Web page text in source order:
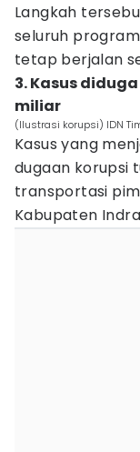
Langkah
seluruh
tetap berjalan
3. Kasus
miliar
(Ilustrasi korupsi) IDN
Kasus yang
dugaan korupsi
transportasi
Kabupaten